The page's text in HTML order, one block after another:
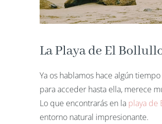
La Playa de El
Ya os hablamos hace algún
para acceder hasta ella, merece
Lo que encontrarás en la playa de
entorno natural impresionante.